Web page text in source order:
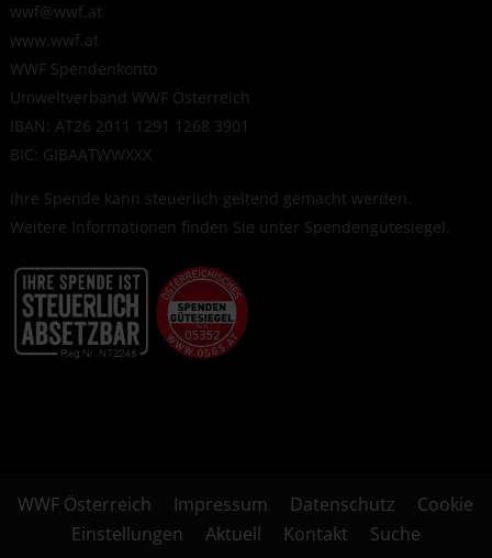
wwf@wwf.at
www.wwf.at
WWF Spendenkonto
Umweltverband WWF Österreich
IBAN: AT26 2011 1291 1268 3901
BIC: GIBAATWWXXX
Ihre Spende kann steuerlich geltend gemacht werden.
Weitere Informationen finden Sie unter Spendengütesiegel.
WWF Österreich Impressum Datenschutz
Cookie
Einstellungen
Aktuell Kontakt Suche